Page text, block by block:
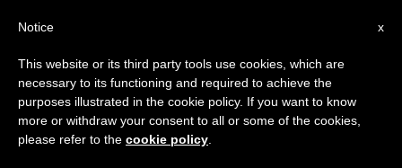
×
Aviso importante
Del 27 de julio al 7 de agosto haremos la pausa
anual, aprovechando que en el periodo de verano
se generan menos informaciones y también el
x
Notice
This website or its third party tools use cookies, which are
necessary to its functioning and required to achieve the
purposes illustrated in the cookie policy. If you want to know
more or withdraw your consent to all or some of the cookies,
please refer to the cookie policy